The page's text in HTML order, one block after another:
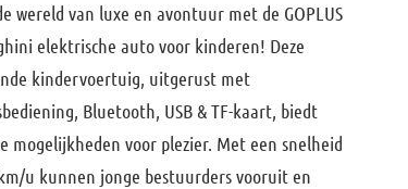
wereld van luxe en avontuur met de GOPLUS
elektrische auto voor kinderen! Deze
kindervoertuig, uitgerust met
Bluetooth, USB & TF-kaart, biedt
mogelijkheden voor plezier. Met een snelheid
u kunnen jonge bestuurders vooruit en